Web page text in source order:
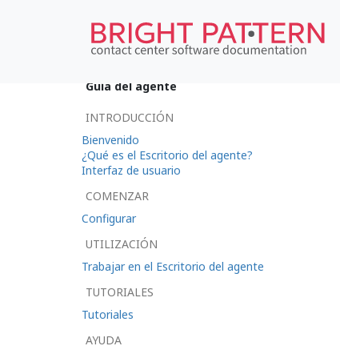
Guía del agente
INTRODUCCIÓN
Bienvenido
¿Qué es el Escritorio del agente?
Interfaz de usuario
COMENZAR
Configurar
UTILIZACIÓN
Trabajar en el Escritorio del agente
TUTORIALES
Tutoriales
AYUDA